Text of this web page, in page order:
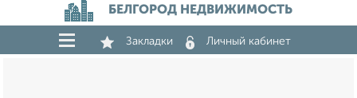
БЕЛГОРОД НЕДВИЖИМОСТЬ
Закладки Личный кабинет